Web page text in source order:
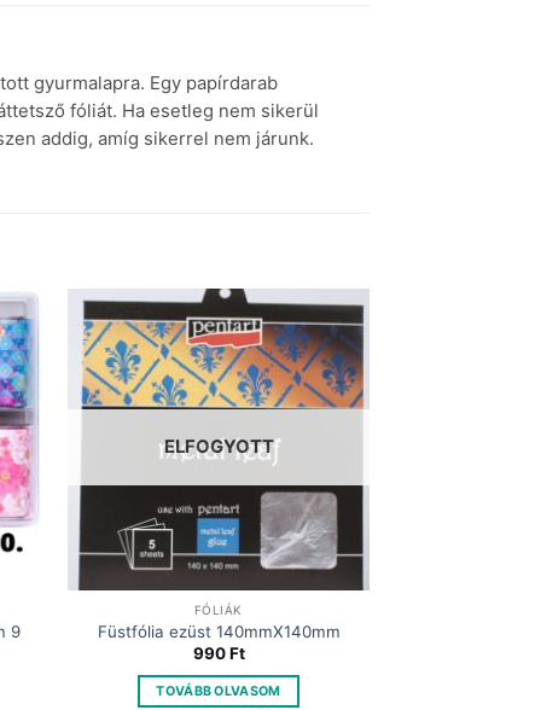
gyurmalapra. Egy papírdarab
fóliát. Ha esetleg nem sikerül
addig, amíg sikerrel nem járunk.
9
ELFOGYOTT
FÓLIÁK
Füstfólia ezüst 140mmX140mm
990Ft
TOVÁBB OLVASOM